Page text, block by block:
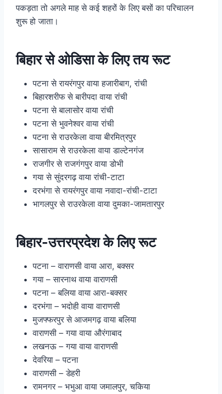
पकड़ता तो अगले माह से कई शहरों के लिए बसों का परिचालन
शुरू हो जाता।
बिहार से ओडिसा के लिए तय रूट
पटना से रायरंगपुर वाया हजारीबाग, रांची
बिहारशरीफ से बारीपदा वाया रांची
पटना से बालासोर वाया रांची
पटना से भुवनेश्वर वाया रांची
पटना से राउरकेला वाया बीरमित्रपुर
सासाराम से राउरकेला वाया डाल्टेनगंज
राजगीर से राजगंगपुर वाया डोभी
गया से सुंदरगढ़ वाया रांची-टाटा
दरभंगा से रायरंगपुर वाया नवादा-रांची-टाटा
भागलपुर से राउरकेला वाया दुमका-जामतारपुर
बिहार-उत्तरप्रदेश के लिए रूट
पटना – वाराणसी वाया आरा, बक्सर
गया – सारनाथ वाया वाराणसी
पटना – बलिया वाया आरा-बक्सर
दरभंगा – भदोही वाया वाराणसी
मुजफ्फरपुर से आजमगढ़ वाया बलिया
वाराणसी – गया वाया औरंगाबाद
लखनऊ – गया वाया वाराणसी
देवरिया – पटना
वाराणसी – डेहरी
रामनगर – भभुआ वाया जमालपुर, चकिया